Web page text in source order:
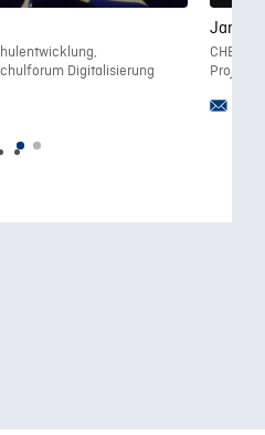
Digitalisierung
CHE